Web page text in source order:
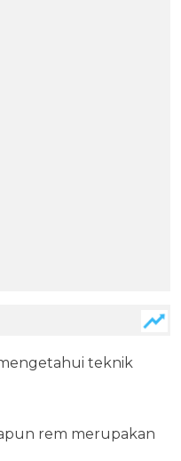
teknik
rem merupakan